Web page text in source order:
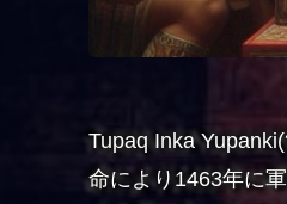
Tupaq Inka
命により1463年に